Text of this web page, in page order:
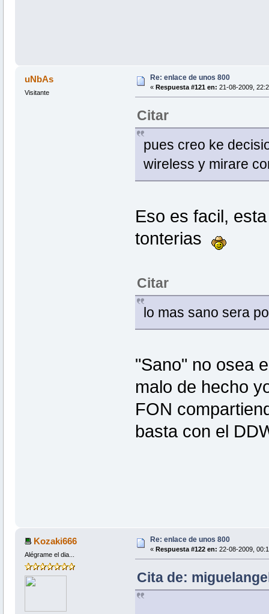
uNbAs
Visitante
Re: enlace de unos 800
« Respuesta #121 en: 21-08-2009,
Citar
pues creo ke
wireless y mirare
Eso es facil,
tonterias
Citar
lo mas sano sera
"Sano" no osea
malo de hecho
FON
basta con el
Kozaki666
Alégrame el dia...
Re: enlace de unos 800
« Respuesta #122 en: 22-08-2009,
Cita de: